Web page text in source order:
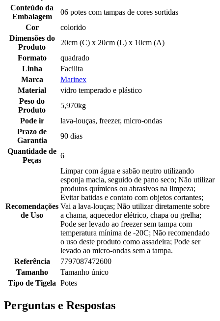
Conteúdo da
Embalagem
06 potes com tampas de cores sortidas
Cor
colorido
Dimensões do
Produto
20cm (C) x 20cm (L) x 10cm (A)
Formato
quadrado
Linha
Facilita
Marca
Marinex
Material
vidro temperado e plástico
Peso do
Produto
5,970kg
Pode ir
lava-louças, freezer, micro-ondas
Prazo de
Garantia
90 dias
Quantidade de
Peças
6
Recomendações
de Uso
Limpar com água e sabão neutro utilizando
esponja macia, seguido de pano seco; Não utilizar
produtos químicos ou abrasivos na limpeza;
Evitar batidas e contato com objetos cortantes;
Vai a lava-louças; Não utilizar diretamente sobre
a chama, aquecedor elétrico, chapa ou grelha;
Pode ser levado ao freezer sem tampa com
temperatura mínima de -20C; Não recomendado
o uso deste produto como assadeira; Pode ser
levado ao micro-ondas sem a tampa.
Referência
7797087472600
Tamanho
Tamanho único
Tipo de Tigela Potes
Perguntas e Respostas